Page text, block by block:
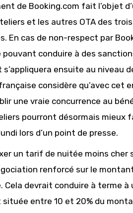
de Booking.com fait l’objet
et les autres OTA des
En cas de non-respect par
conduire à des
s’appliquera ensuite au niveau
considère qu’avec cet
une vraie concurrence au
pourront désormais mieux
lors d’un point de presse.
un tarif de nuitée moins cher
renforcé sur le
devrait conduire à terme à
entre 10 et 20% du